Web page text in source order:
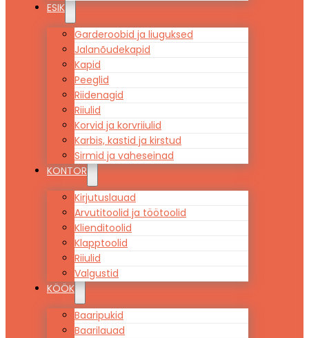
ESIK
Garderoobid ja liuguksed
Jalanõudekapid
Kapid
Peeglid
Riidenagid
Riiulid
Korvid ja korvriiulid
Karbis, kastid ja kirstud
Sirmid ja vaheseinad
KONTOR
Kirjutuslauad
Arvutitoolid ja töötoolid
Klienditoolid
Klapptoolid
Riiulid
Valgustid
KÖÖK
Baaripukid
Baarilauad